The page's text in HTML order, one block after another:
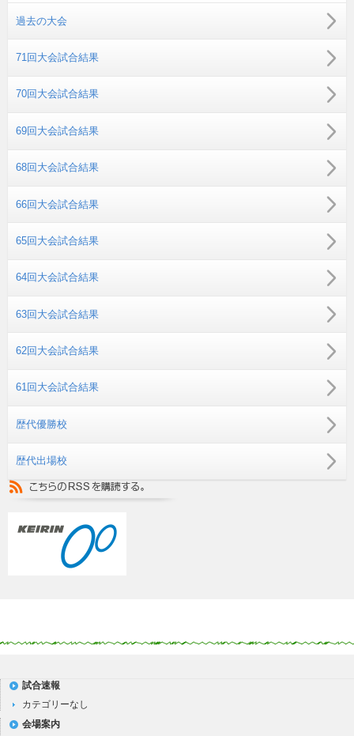
過去の大会
71回大会試合結果
70回大会試合結果
69回大会試合結果
68回大会試合結果
66回大会試合結果
65回大会試合結果
64回大会試合結果
63回大会試合結果
62回大会試合結果
61回大会試合結果
歴代優勝校
歴代出場校
試合速報
カテゴリーなし
会場案内